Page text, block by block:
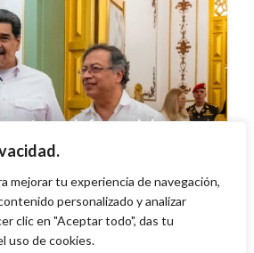
mejorar tu experiencia de navegación,
personalizado y analizar
clic en "Aceptar todo", das tu
uso de cookies.
en defensa del
Maduro: «El cartel de los
25, 2025